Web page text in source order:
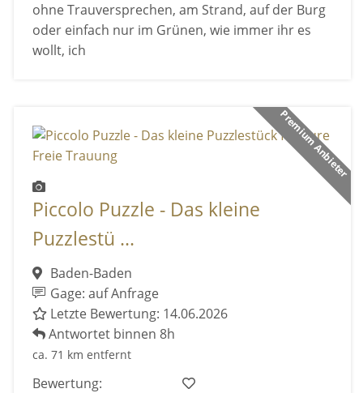
ohne Trauversprechen, am Strand, auf der Burg
oder einfach nur im Grünen, wie immer ihr es
wollt, ich
Premium Anbieter
Piccolo Puzzle - Das kleine
Puzzlestü ...
Baden-Baden
Gage: auf Anfrage
Letzte Bewertung: 14.06.2026
Antwortet binnen 8h
ca. 71 km entfernt
Bewertung: